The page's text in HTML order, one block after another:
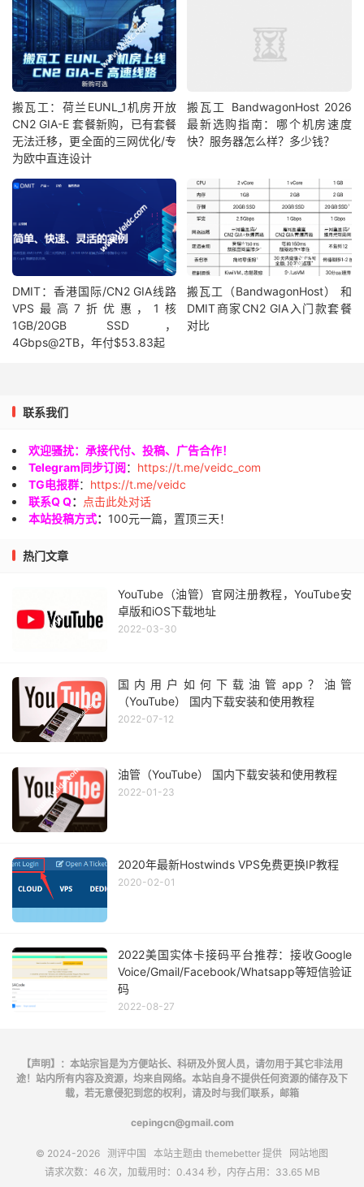
搬瓦工：荷兰EUNL_1机房开放
CN2 GIA-E 套餐新购，已有套餐
无法迁移，更全面的三网优化/专
为欧中直连设计
搬瓦工 BandwagonHost 2026
最新选购指南：哪个机房速度
快？服务器怎么样？多少钱？
DMIT：香港国际/CN2 GIA线路
VPS最高7折优惠，1核
1GB/20GB SSD，
4Gbps@2TB，年付$53.83起
搬瓦工（BandwagonHost） 和
DMIT商家CN2 GIA入门款套餐
对比
联系我们
欢迎骚扰：承接代付、投稿、广告合作！
Telegram同步订阅： https://t.me/veidc_com
TG电报群： https://t.me/veidc
联系Q Q：
点击此处对话
本站投稿方式： 100元一篇，置顶三天！
热门文章
YouTube（油管）官网注册教程，YouTube安
卓版和iOS下载地址
2022-03-30
国内用户如何下载油管app？油管
（YouTube） 国内下载安装和使用教程
2022-07-12
油管（YouTube） 国内下载安装和使用教程
2022-01-23
2020年最新Hostwinds VPS免费更换IP教程
2020-02-01
2022美国实体卡接码平台推荐：接收Google
Voice/Gmail/Facebook/Whatsapp等短信验证
码
2022-08-27
【声明】：本站宗旨是为方便站长、科研及外贸人员，请勿用于其它非法用
途！站内所有内容及资源，均来自网络。本站自身不提供任何资源的储存及下
载，若无意侵犯到您的权利，请及时与我们联系，邮箱
cepingcn@gmail.com
© 2024-2026 测评中国 本站主题由 themebetter 提供 网站地图
请求次数：46 次，加载用时：0.434 秒，内存占用：33.65 MB